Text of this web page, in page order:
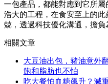
一包產品，都能對應到它所
浩大的工程，在食安至上的
兢，透過科技優化溝通，擔負
相關文章
大豆油出包，豬油意外
飽和脂肪也不怕
吃大餐怕血糖飆升？減